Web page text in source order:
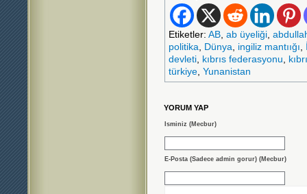
Etiketler: AB, ab üyeliği,
politika, Dünya, ingiliz mantıığı,
devleti, kıbrıs federasyonu,
türkiye, Yunanistan
YORUM YAP
Isminiz (Mecbur)
E-Posta (Sadece admin gorur) (Mecbur)